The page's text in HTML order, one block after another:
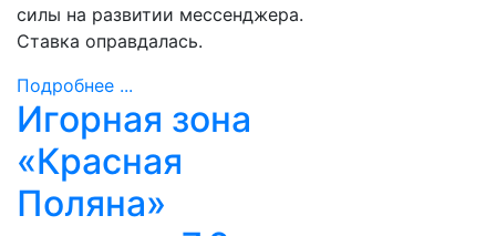
силы на развитии мессенджера.
Ставка оправдалась.
Подробнее ...
Игорная зона
«Красная
Поляна»